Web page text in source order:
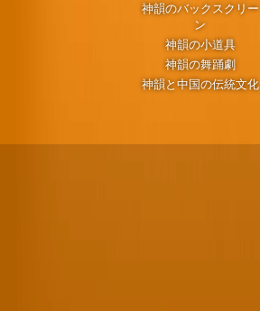
神韻のバックスクリー
ン
神韻の小道具
神韻の舞踊劇
神韻と中国の伝統文化